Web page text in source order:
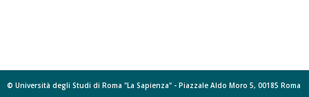
© Università degli Studi di Roma "La Sapienza" - Piazzale Aldo Moro 5, 00185 Roma